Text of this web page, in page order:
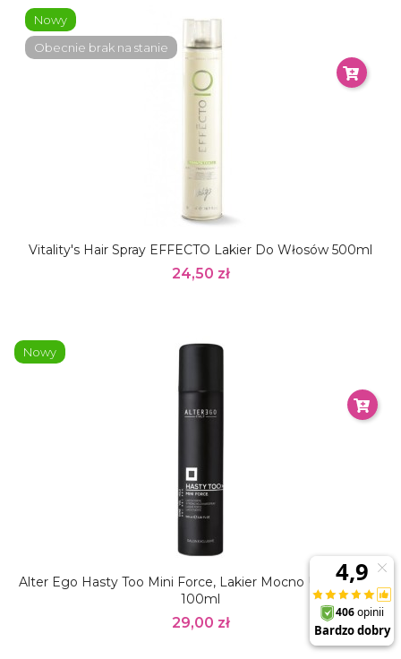
Vitality's Hair Spray EFFECTO Lakier Do Włosów 500ml
24,50 zł
Nowy
Obecnie brak na stanie
Alter Ego Hasty Too Mini Force, Lakier Mocno Utrwalający,
100ml
29,00 zł
Nowy